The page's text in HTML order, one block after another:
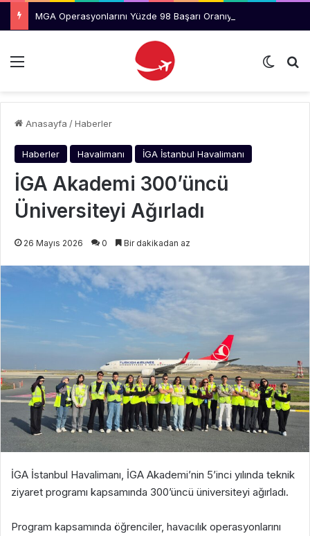
Menü Dış
Anasayfa /Haberler
Haberler Havalimanı İGA İstanbul Havalimanı
İGA Akademi 300’üncü
Üniversiteyi Ağırladı
26 Mayıs 2026 0 Bir dakikadan az
İGA İstanbul Havalimanı, İGA Akademi’nin 5’inci yılında teknik
ziyaret programı kapsamında 300’üncü üniversiteyi ağırladı.
Program kapsamında öğrenciler, havacılık operasyonlarını